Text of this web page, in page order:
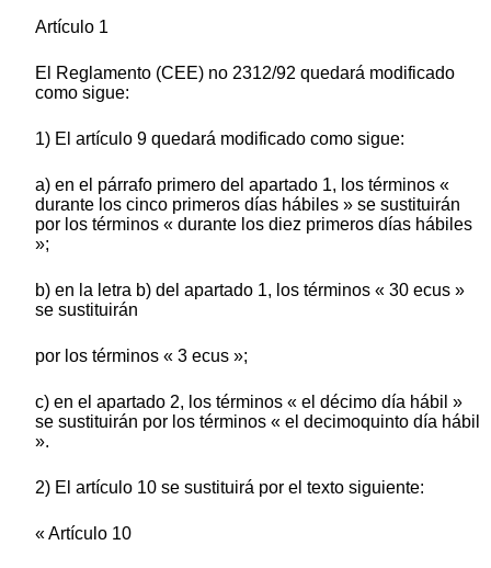
Artículo 1
El Reglamento (CEE) no 2312/92 quedará modificado
como sigue:
1) El artículo 9 quedará modificado como sigue:
a) en el párrafo primero del apartado 1, los términos «
durante los cinco primeros días hábiles » se sustituirán
por los términos « durante los diez primeros días hábiles
»;
b) en la letra b) del apartado 1, los términos « 30 ecus »
se sustituirán
por los términos « 3 ecus »;
c) en el apartado 2, los términos « el décimo día hábil »
se sustituirán por los términos « el decimoquinto día hábil
».
2) El artículo 10 se sustituirá por el texto siguiente:
« Artículo 10